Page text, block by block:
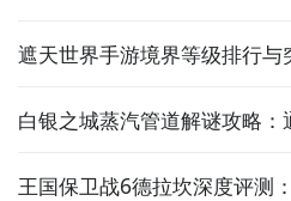
遮天世界手游境界等级排行与
白银之城蒸汽管道解谜攻略：
王国保卫战6德拉坎深度评测